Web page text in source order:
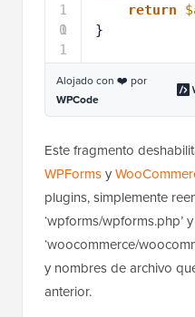
1
0
1
1
return
}
Alojado con ❤️ por
WPCode
Este fragmento
WPFormsy
plugins, simplemente
‘wpforms/wpforms.php’ y
‘woocommerce/
y nombres de archivo
anterior.